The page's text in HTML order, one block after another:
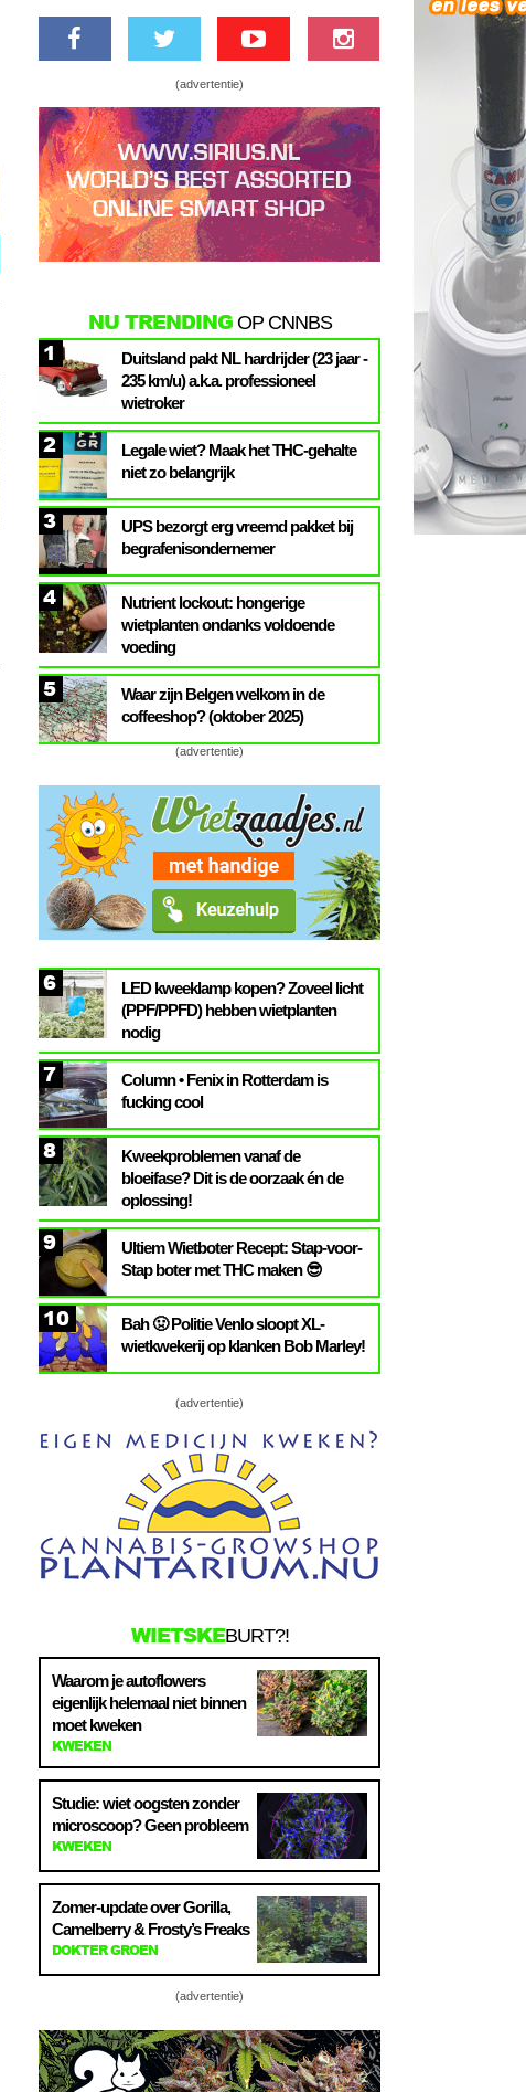
(advertentie)
NU TRENDINGOP CNNBS
1
Duitsland pakt NL hardrijder (23 jaar -
235 km/u) a.k.a. professioneel
wietroker
2
Legale wiet? Maak het THC-gehalte
niet zo belangrijk
3
UPS bezorgt erg vreemd pakket bij
begrafenisondernemer
4
Nutrient lockout: hongerige
wietplanten ondanks voldoende
voeding
5
Waar zijn Belgen welkom in de
coffeeshop? (oktober 2025)
(advertentie)
6
LED kweeklamp kopen? Zoveel licht
(PPF/PPFD) hebben wietplanten
nodig
7
Column • Fenix in Rotterdam is
fucking cool
8
Kweekproblemen vanaf de
bloeifase? Dit is de oorzaak én de
oplossing!
9
Ultiem Wietboter Recept: Stap-voor-
Stap boter met THC maken 😎
10
Bah 🤢 Politie Venlo sloopt XL-
wietkwekerij op klanken Bob Marley!
(advertentie)
WIETSKEBURT?!
Waarom je autoflowers
eigenlijk helemaal niet binnen
moet kweken
KWEKEN
Studie: wiet oogsten zonder
microscoop? Geen probleem
KWEKEN
Zomer-update over Gorilla,
Camelberry & Frosty’s Freaks
DOKTER GROEN
(advertentie)